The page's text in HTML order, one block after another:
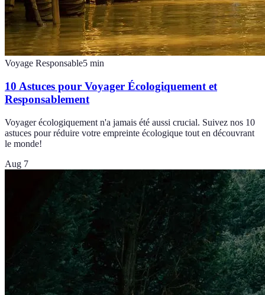
Voyage Responsable5 min
10 Astuces pour Voyager Écologiquement et
Responsablement
Voyager écologiquement n'a jamais été aussi crucial. Suivez nos 10
astuces pour réduire votre empreinte écologique tout en découvrant
le monde!
Aug 7